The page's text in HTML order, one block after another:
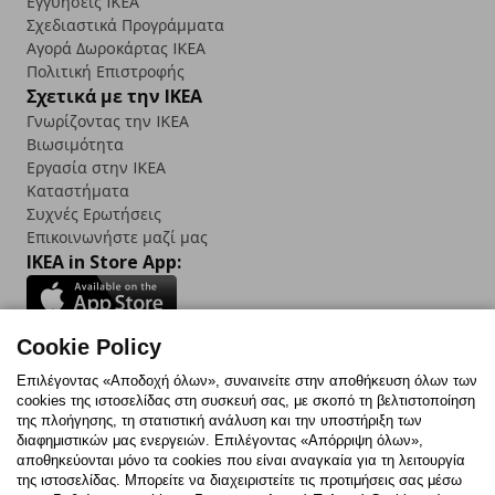
Σχεδιαστικά Προγράμματα
Αγορά Δωρoκάρτας IKEA
Πολιτική Επιστροφής
Σχετικά με την IKEA
Γνωρίζοντας την IKEA
Βιωσιμότητα
Εργασία στην IKEA
Καταστήματα
Συχνές Ερωτήσεις
Επικοινωνήστε μαζί μας
IKEA in Store App:
Follow us:
FacebookInstagram
TikTokYoutubePinterestTwitter
Cookie Policy
Επιλέγοντας «Αποδοχή όλων», συναινείτε στην αποθήκευση όλων των
cookies της ιστοσελίδας στη συσκευή σας, με σκοπό τη βελτιστοποίηση
της πλοήγησης, τη στατιστική ανάλυση και την υποστήριξη των
διαφημιστικών μας ενεργειών. Επιλέγοντας «Απόρριψη όλων»,
αποθηκεύονται μόνο τα cookies που είναι αναγκαία για τη λειτουργία
της ιστοσελίδας. Μπορείτε να διαχειριστείτε τις προτιμήσεις σας μέσω